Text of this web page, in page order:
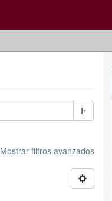
Ir
Mostrar filtros avanzados